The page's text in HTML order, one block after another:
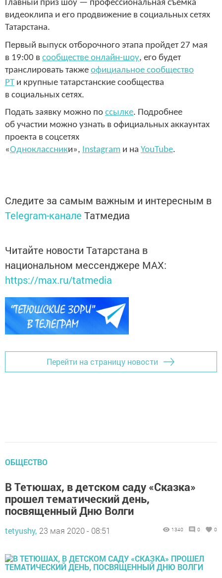
Главный приз шоу — профессиональная съемка
видеоклипа и его продвижение в социальных сетях
Татарстана.
Первый выпуск отборочного этапа пройдет 27 мая
в 19:00 в сообществе онлайн-шоу, его будет
транслировать также официальное сообщество
РТ и крупные татарстанские сообщества
в социальных сетях.
Подать заявку можно по ссылке. Подробнее
об участии можно узнать в официальных аккаунтах
проекта в соцсетях
«Одноклассники», Instagram и на YouTube.
Следите за самым важным и интересным в
Telegram-канале Татмедиа
Читайте новости Татарстана в
национальном мессенджере MАХ:
https://max.ru/tatmedia
Перейти на страницу новости
ОБЩЕСТВО
В Тетюшах, в детском саду «Сказка»
прошел тематический день,
посвященный Дню Волги
tetyushy, 23 мая 2020 - 08:51 1340 0 0